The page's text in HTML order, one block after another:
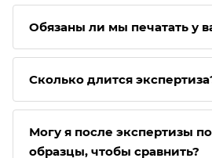
заключение профессионала о
технического задания и
Обязаны ли мы печатать у
вами.
Сколько длится
предоставления
Могу я после экспертизы
образцы, чтобы сравнить?